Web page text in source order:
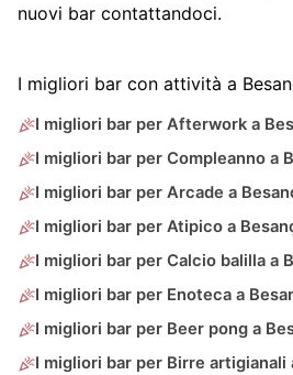
nuovi bar contattandoci.
I migliori bar con attività a
I migliori bar per Afterwork a
I migliori bar per Compleanno a
I migliori bar per Arcade a
I migliori bar per Atipico a
I migliori bar per Calcio balilla a
I migliori bar per Enoteca a
I migliori bar per Beer pong a
I migliori bar per Birre artigianali